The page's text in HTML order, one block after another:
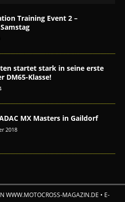
Training Event 2 –
startet stark in seine erste
DM65-Klasse!
MX Masters in Gaildorf
2018
WWW.MOTOCROSS-MAGAZIN.DE • E-